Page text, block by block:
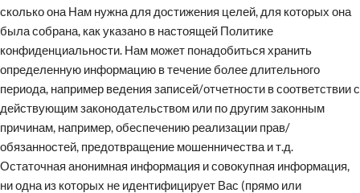
сколько она Нам нужна для достижения целей, для которых она
была собрана, как указано в настоящей Политике
конфиденциальности. Нам может понадобиться хранить
определенную информацию в течение более длительного
периода, например ведения записей/отчетности в соответствии с
действующим законодательством или по другим законным
причинам, например, обеспечению реализации прав/
обязанностей, предотвращение мошенничества и т.д.
Остаточная анонимная информация и совокупная информация,
ни одна из которых не идентифицирует Вас (прямо или